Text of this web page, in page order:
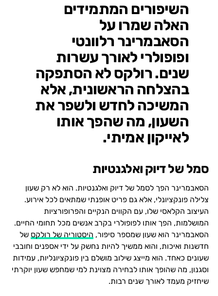
השיפורים המתמידים
האלה שמרו על
הסאבמרינר רלוונטי
ופופולרי לאורך עשרות
שנים. רולקס לא הסתפקה
בהצלחה הראשונית, אלא
המשיכה לחדש ולשפר את
השעון, מה שהפך אותו
לאייקון אמיתי.
סמל של דיוק ואלגנטיות
הסאבמרינר הפך לסמל של דיוק ואלגנטיות. הוא לא רק שעון
צלילה פונקציונלי, אלא גם פריט אופנתי שמתאים לכל אירוע.
העיצוב הקלאסי שלו, עם הקווים הנקיים והפרופורציות
המושלמות, הפך אותו לפופולרי בקרב אנשים מכל תחומי החיים.
הסאבמרינר הוא שעון שמספר סיפור, היסטוריה של רולקס של
חדשנות ואיכות, והוא ממשיך להיות נחשק על ידי אספנים וחובבי
שעונים כאחד. הוא מייצג שילוב מושלם בין פונקציונליות, עמידות
וסגנון, מה שהופך אותו לבחירה מצוינת למי שמחפש שעון יוקרתי
שיחזיק מעמד לאורך שנים רבות.